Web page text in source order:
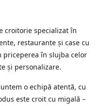
croitorie specializat în
restaurante și case cu
priceperea în slujba celor
și personalizare.
o echipă atentă, cu
este croit cu migală –